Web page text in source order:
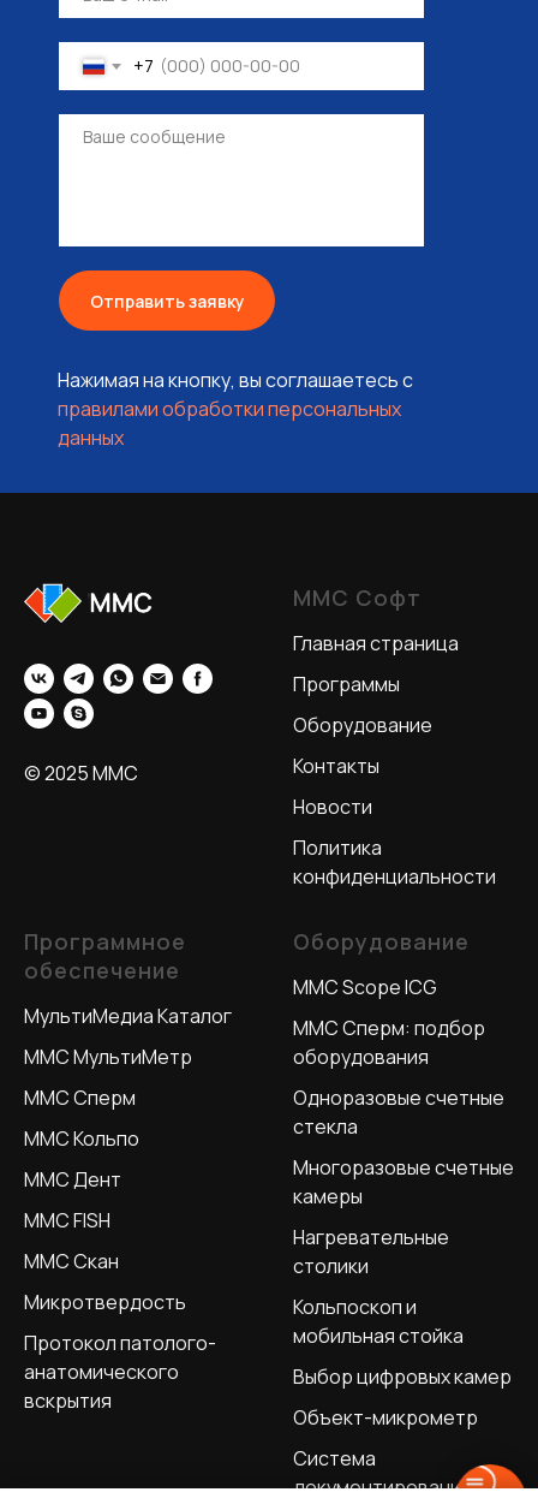
Нажимая на кнопку, вы соглашаетесь с
правилами обработки персональных
данных
+7
Отправить заявку
© 2025 MMC
ММС Софт
Главная страница
Программы
Оборудование
Контакты
Новости
Политика
конфиденциальности
Программное
обеспечение
МультиМедиа Каталог
MMC МультиМетр
MMC Сперм
MMC Кольпо
MMC Дент
MMC FISH
MMC Скан
Микротвердость
Протокол патолого-
анатомического
вскрытия
Оборудование
MMC Scope ICG
ММС Сперм: подбор
оборудования
Одноразовые счетные
стекла
Многоразовые счетные
камеры
Нагревательные
столики
Кольпоскоп и
мобильная стойка
Выбор цифровых камер
Объект-микрометр
Система
документирования и